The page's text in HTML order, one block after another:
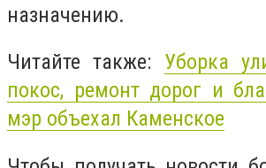
назначению.
Читайте также: Уборка
покос, ремонт дорог и
мэр объехал Каменское